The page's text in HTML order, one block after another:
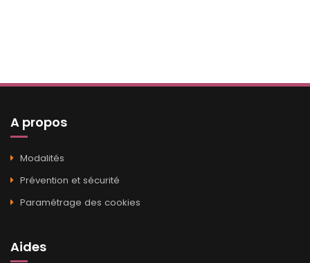
A propos
Modalités
Prévention et sécurité
Paramétrage des cookies
Aides